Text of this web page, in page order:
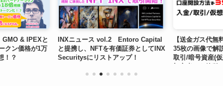
& IPEXと
クン価格が1万
！？
INXニュース vol.2 Entoro Capital
と提携し、NFTを有価証券としてINX
Securitysにリストアップ！
【送金ガス代無
35枚の画像で解
取引/暗号資産(